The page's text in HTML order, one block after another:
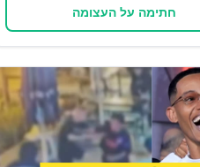
חתימה על העצומה